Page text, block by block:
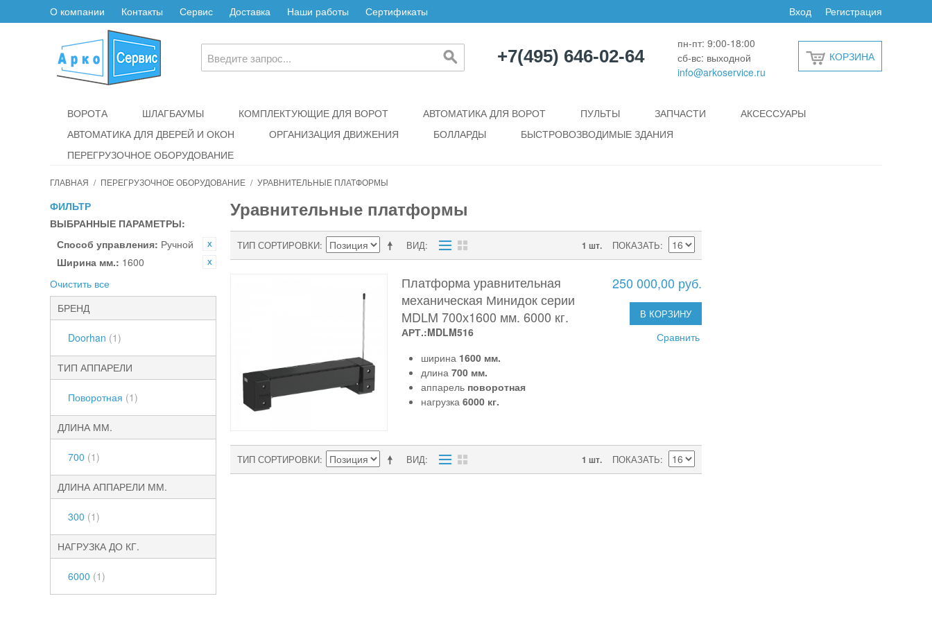
О компании Контакты Сервис Доставка Наши работы Сертификаты Регистрация
Вход
+7(495) 646-02-64
пн-пт: 9:00-18:00
сб-вс: выходной
info@arkoservice.ru
КОРЗИНА
ВОРОТА ШЛАГБАУМЫ КОМПЛЕКТУЮЩИЕ ДЛЯ ВОРОТ АВТОМАТИКА ДЛЯ ВОРОТ ПУЛЬТЫ ЗАПЧАСТИ
АКСЕССУАРЫ
АВТОМАТИКА ДЛЯ ДВЕРЕЙ И ОКОН
ОРГАНИЗАЦИЯ ДВИЖЕНИЯ БОЛЛАРДЫ
БЫСТРОВОЗВОДИМЫЕ ЗДАНИЯ
ПЕРЕГРУЗОЧНОЕ ОБОРУДОВАНИЕ
ГЛАВНАЯ / ПЕРЕГРУЗОЧНОЕ ОБОРУДОВАНИЕ / УРАВНИТЕЛЬНЫЕ ПЛАТФОРМЫ
ФИЛЬТР
ВЫБРАННЫЕ ПАРАМЕТРЫ:
Способ управления: Ручной
Ширина мм.: 1600
Очистить все
БРЕНД
Doorhan (1)
ТИП АППАРЕЛИ
Поворотная (1)
ДЛИНА ММ.
700 (1)
ДЛИНА АППАРЕЛИ ММ.
300 (1)
НАГРУЗКА ДО КГ.
6000 (1)
Уравнительные платформы
ВИД
ТИП СОРТИРОВКИ 1 шт. ПОКАЗАТЬ
Платформа уравнительная
механическая Минидок серии
MDLM 700х1600 мм. 6000 кг.
АРТ.:MDLM516
250 000,00 руб.
В КОРЗИНУ
Сравнить
ширина 1600 мм.
длина 700 мм.
аппарель поворотная
нагрузка 6000 кг.
ВИД
ТИП СОРТИРОВКИ 1 шт. ПОКАЗАТЬ